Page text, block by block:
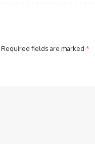
Required fields are marked *